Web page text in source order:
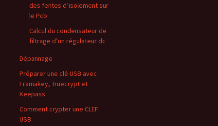
des fentes d’isolement sur
le Pcb
Calcul du condensateur de
filtrage d’un régulateur dc
Dépannage
Préparer une clé USB avec
Framakey, Truecrypt et
Keepass
Comment crypter une CLEF
USB